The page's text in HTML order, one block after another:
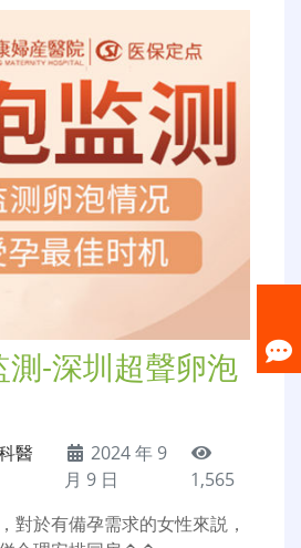
-深圳超聲卵泡
醫
2024 年 9
月 9 日
1,565
對於有備孕需求的女性來説，